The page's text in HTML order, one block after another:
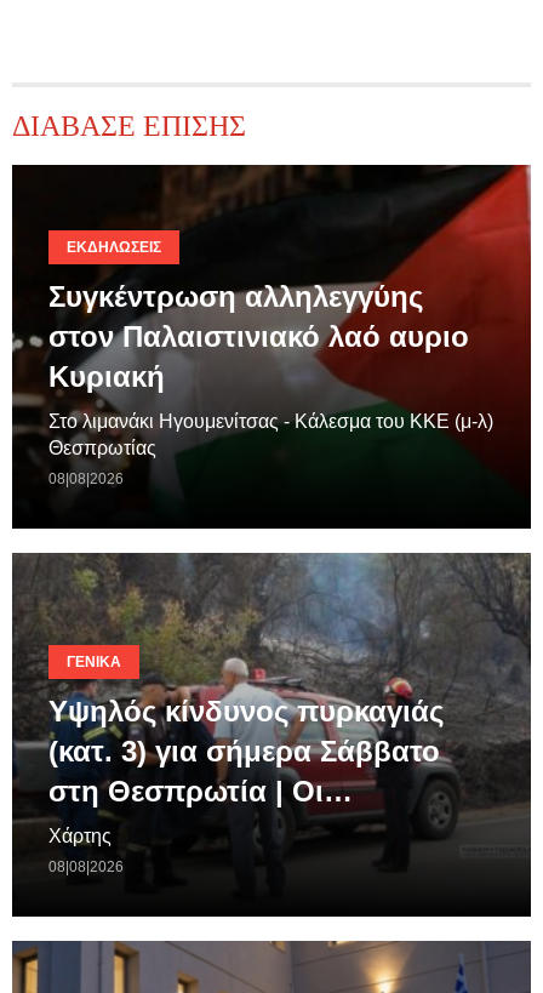
ΔΙΑΒΑΣΕ ΕΠΙΣΗΣ
ΕΚΔΗΛΏΣΕΙΣ
Συγκέντρωση αλληλεγγύης
στον Παλαιστινιακό λαό αυριο
Κυριακή
Στο λιμανάκι Ηγουμενίτσας - Κάλεσμα του ΚΚΕ (μ-λ)
Θεσπρωτίας
08|08|2026
ΓΕΝΙΚΆ
Υψηλός κίνδυνος πυρκαγιάς
(κατ. 3) για σήμερα Σάββατο
στη Θεσπρωτία | Οι…
Χάρτης
08|08|2026